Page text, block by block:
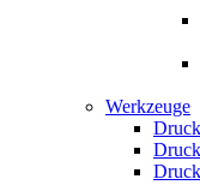
Werkzeuge